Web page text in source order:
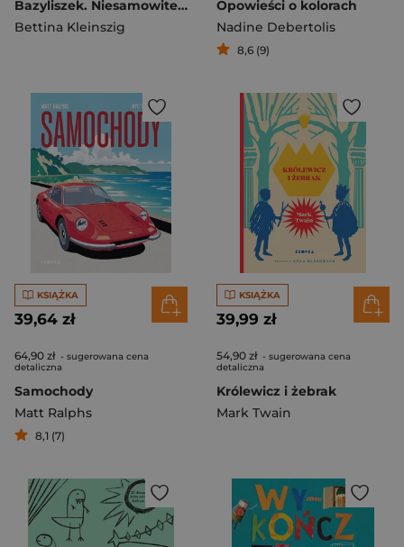
Bazyliszek. Niesamowite przygody Bastiana Zekoffa
Bettina Kleinszig
Opowieści o kolorach
Nadine Debertolis
8,6 (9)
KSIĄŻKA
39,64 zł
64,90 zł - sugerowana cena
detaliczna
Samochody
Matt Ralphs
8,1 (7)
KSIĄŻKA
39,99 zł
54,90 zł - sugerowana cena
detaliczna
Królewicz i żebrak
Mark Twain